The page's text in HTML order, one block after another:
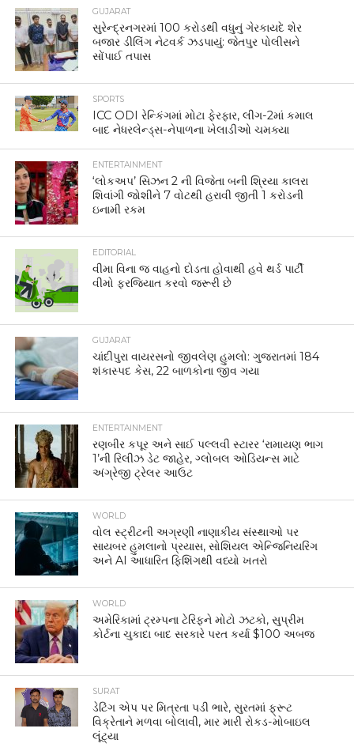
GUJARAT
સુરેન્દ્રનગરમાં 100 કરોડથી વધુનું ગેરકાયદે શેર
બજાર ડીલિંગ નેટવર્ક ઝડપાયું: જેતપુર પોલીસને
સોંપાઈ તપાસ
SPORTS
ICC ODI રેન્કિંગમાં મોટા ફેરફાર, લીગ-2માં કમાલ
બાદ નેધરલેન્ડ્સ-નેપાળના ખેલાડીઓ ચમક્યા
ENTERTAINMENT
‘લોકઅપ’ સિઝન 2 ની વિજેતા બની શ્રિયા કાલરા
શિવાંગી જોશીને 7 વોટથી હરાવી જીતી 1 કરોડની
ઇનામી રકમ
EDITORIAL
વીમા વિના જ વાહનો દોડતા હોવાથી હવે થર્ડ પાર્ટી
વીમો ફરજિયાત કરવો જરૂરી છે
GUJARAT
ચાંદીપુરા વાયરસનો જીવલેણ હુમલો: ગુજરાતમાં 184
શંકાસ્પદ કેસ, 22 બાળકોના જીવ ગયા
ENTERTAINMENT
રણબીર કપૂર અને સાઈ પલ્લવી સ્ટારર ‘રામાયણ ભાગ
1’ની રિલીઝ ડેટ જાહેર, ગ્લોબલ ઓડિયન્સ માટે
અંગ્રેજી ટ્રેલર આઉટ
WORLD
વોલ સ્ટ્રીટની અગ્રણી નાણાકીય સંસ્થાઓ પર
સાયબર હુમલાનો પ્રયાસ, સોશિયલ એન્જિનિયરિંગ
અને AI આધારિત ફિશિંગથી વધ્યો ખતરો
WORLD
અમેરિકામાં ટ્રમ્પના ટેરિફને મોટો ઝટકો, સુપ્રીમ
કોર્ટના ચુકાદા બાદ સરકારે પરત કર્યા $100 અબજ
SURAT
ડેટિંગ એપ પર મિત્રતા પડી ભારે, સુરતમાં ફ્રૂટ
વિક્રેતાને મળવા બોલાવી, માર મારી રોકડ-મોબાઇલ
લૂંટ્યા